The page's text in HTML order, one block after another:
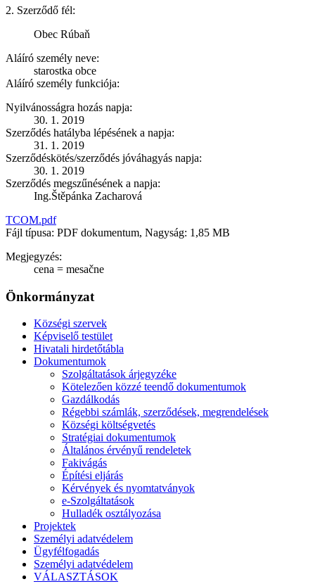
2. Szerződő fél:
Obec Rúbaň
Aláíró személy neve:
starostka obce
Aláíró személy funkciója:
Nyilvánosságra hozás napja:
30. 1. 2019
Szerződés hatályba lépésének a napja:
31. 1. 2019
Szerződéskötés/szerződés jóváhagyás napja:
30. 1. 2019
Szerződés megszűnésének a napja:
Ing.Štěpánka Zacharová
TCOM.pdf
Fájl típusa: PDF dokumentum, Nagyság: 1,85 MB
Megjegyzés:
cena = mesačne
Önkormányzat
Községi szervek
Képviselő testület
Hivatali hirdetőtábla
Dokumentumok
Szolgáltatások árjegyzéke
Kötelezően közzé teendő dokumentumok
Gazdálkodás
Régebbi számlák, szerződések, megrendelések
Községi költségvetés
Stratégiai dokumentumok
Általános érvényű rendeletek
Fakivágás
Építési eljárás
Kérvények és nyomtatványok
e-Szolgáltatások
Hulladék osztályozása
Projektek
Személyi adatvédelem
Ügyfélfogadás
Személyi adatvédelem
VÁLASZTÁSOK